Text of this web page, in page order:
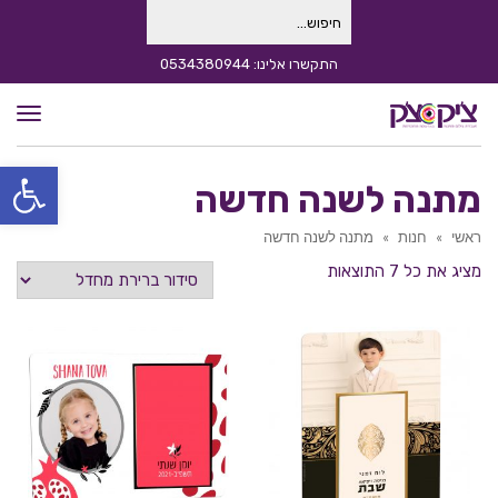
פתח
עבור: התקשרו אלינו: 0534380944
מתנה לשנה חדשה
ראשי » חנות » מתנה לשנה חדשה
מציג את כל 7 התוצאות